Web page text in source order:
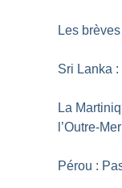
Les
Sri Lanka
La
l’Outre-
Pérou :